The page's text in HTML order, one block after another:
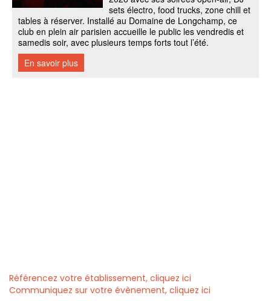
Référencez votre établissement, cliquez ici
Communiquez sur votre évènement, cliquez ici